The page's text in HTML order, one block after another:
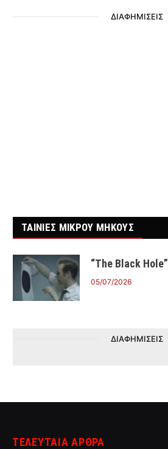
ΔΙΑΦΗΜΙΣΕΙΣ
ΤΑΙΝΙΕΣ ΜΙΚΡΟΥ ΜΗΚΟΥΣ
“The Black Hole”
05/07/2026
ΔΙΑΦΗΜΙΣΕΙΣ
ΤΕΛΕΥΤΑΙΑ ΑΡΘΡΑ